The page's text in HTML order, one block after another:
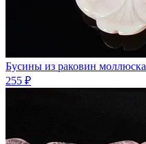
Бусины из раковин моллюска
255 ₽